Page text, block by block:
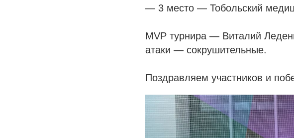
— 3 место — Тобольский
MVP турнира — Виталий
атаки — сокрушительные.
Поздравляем участников и